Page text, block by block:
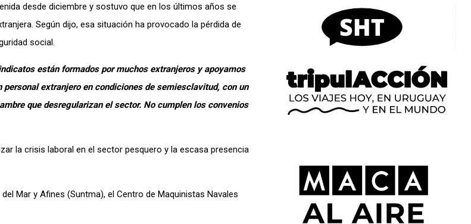
desde diciembre y sostuvo que en los últimos años se
Según dijo, esa situación ha provocado la pérdida de
social.
están formados por muchos extranjeros y apoyamos
extranjero en condiciones de semiesclavitud, con un
que desregularizan el sector. No cumplen los convenios
la crisis laboral en el sector pesquero y la escasa presencia
Mar y Afines (Suntma), el Centro de Maquinistas Navales